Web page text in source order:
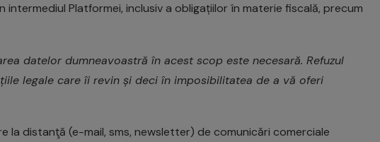
Platformei, inclusiv a obligațiilor în materie fiscală, precum
datelor dumneavoastră în acest scop este necesară. Refuzul
legale care îi revin și deci în imposibilitatea de a vă oferi
distanţă (e-mail, sms, newsletter) de comunicări comerciale